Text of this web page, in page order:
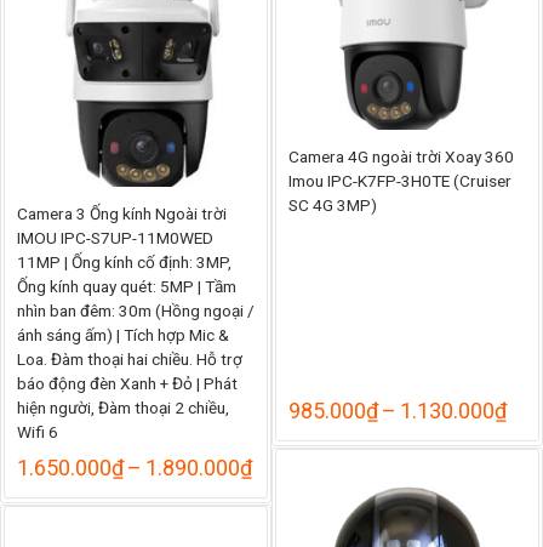
Camera 4G ngoài trời Xoay 360
Imou IPC-K7FP-3H0TE (Cruiser
SC 4G 3MP)
985.000₫– 1.130.000₫
từ
Camera 3 Ống kính Ngoài trời
IMOU IPC-S7UP-11M0WED
11MP | Ống kính cố định: 3MP,
Ống kính quay quét: 5MP | Tầm
nhìn ban đêm: 30m (Hồng ngoại /
ánh sáng ấm) | Tích hợp Mic &
Loa. Đàm thoại hai chiều. Hỗ trợ
báo động đèn Xanh + Đỏ | Phát
hiện người, Đàm thoại 2 chiều,
Wifi 6
1.650.000₫– 1.890.000₫Khoảng
từ
1.650.000₫